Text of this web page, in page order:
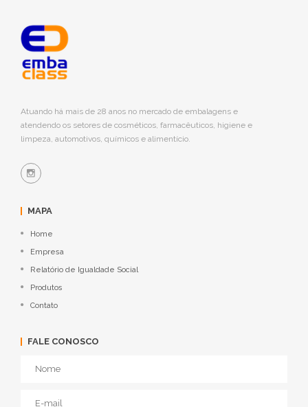
Atuando há mais de 28 anos no mercado de embalagens e
atendendo os setores de cosméticos, farmacêuticos, higiene e
limpeza, automotivos, químicos e alimentício.
MAPA
Home
Empresa
Relatório de Igualdade Social
Produtos
Contato
FALE CONOSCO